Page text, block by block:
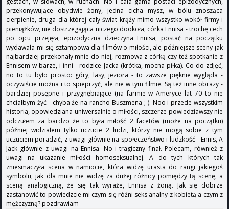
przekonywujące obydwie żony, jedna cicha mysz, w bólu znosząca
cierpienie, druga dla której cały świat krąży mimo wszystko wokół firmy i
pieniążków, nie dostrzegająca niczego dookoła, córka Ennisa - trochę cech
po ojcu przejęła, epizodyczna dzieczyna Ennisa, postać na początku
wydawała mi się sztampowa dla filmów o miłości, ale późniejsze sceny jak
najbardziej przekonały mnie do niej, rozmowa z córką czy też spotkanie z
Ennisem w barze, i inni - rodzice Jacka (krótka, mocna piłka). Co do zdjęć,
no to tu było prosto: góry, lasy, jeziora - to zawsze pięknie wygląda -
oczywiście można i to spieprzyć, ale nie w tym filmie. Są też inne obrazy -
bardziej posępne i przygnębiające (na farmie w Ameryce lat 70 to nie
chciałbym żyć - chyba że na rancho Buszmena ;-). Noo i przede wszystkim
historia, opowiedziana uniwersalnie o miłości, szczerze powiedziawszy nie
odczułem za bardzo że to była miłość 2 facetów (może na początku)
później widziałem tylko uczucie 2 ludzi, którzy nie mogą sobie z tym
uczuciem poradzić, z uwagi głównie na społeczeństwo i ludzkość - Ennis, A
Jack głównie z uwagi na Ennisa. No i tragiczny finał. Polecam, również z
uwagi na ukazanie miłości homoseksualnej. A do tych których tak
zniesmaczyła scena w namiocie, która widzę urasta do rangi jakiegoś
symbolu, jak dla mnie nie widzę za dużej różnicy pomiędzy tą scenę, a
sceną analogiczną, że się tak wyraże, Ennisa z żoną. Jak się dobrze
zastanowić to powiedzcie mi czym się różni seks analny z kobietą a czym z
mężczyzną? pozdrawiam